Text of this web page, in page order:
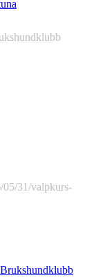
05/31/valpkurs-